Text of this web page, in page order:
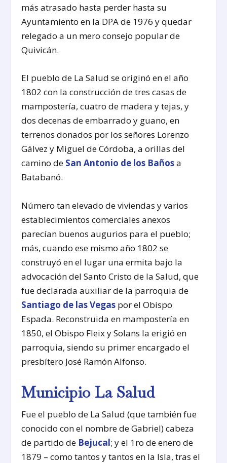
más atrasado hasta perder hasta su
Ayuntamiento en la DPA de 1976 y quedar
relegado a un mero consejo popular de
Quivicán.
El pueblo de La Salud se originó en el año
1802 con la construcción de tres casas de
mampostería, cuatro de madera y tejas, y
dos decenas de embarrado y guano, en
terrenos donados por los señores Lorenzo
Gálvez y Miguel de Córdoba, a orillas del
camino de San Antonio de los Bañosa
Batabanó.
Número tan elevado de viviendas y varios
establecimientos comerciales anexos
parecían buenos augurios para el pueblo;
más, cuando ese mismo año 1802 se
construyó en el lugar una ermita bajo la
advocación del Santo Cristo de la Salud, que
fue declarada auxiliar de la parroquia de
Santiago de las Vegas por el Obispo
Espada. Reconstruida en mampostería en
1850, el Obispo Fleix y Solans la erigió en
parroquia, siendo su primer encargado el
presbítero José Ramón Alfonso.
Municipio La Salud
Fue el pueblo de La Salud (que también fue
conocido con el nombre de Gabriel) cabeza
de partido de Bejucal; y el 1ro de enero de
1879 – como tantos y tantos en la Isla, tras el